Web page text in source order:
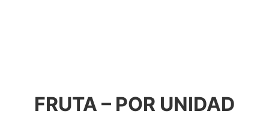
FRUTA – POR UNIDAD